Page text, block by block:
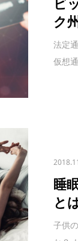
ク
法定
仮想
睡
と
子供